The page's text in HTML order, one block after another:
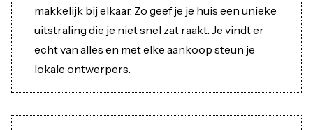
makkelijk bij elkaar. Zo geef je je huis een unieke
uitstraling die je niet snel zat raakt. Je vindt er
echt van alles en met elke aankoop steun je
lokale ontwerpers.